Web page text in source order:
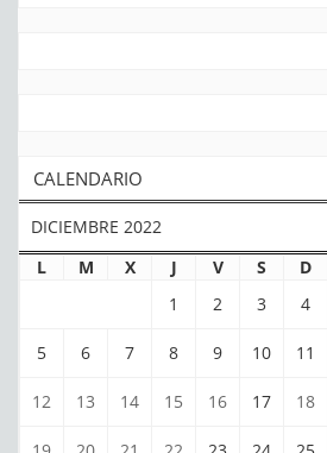
CALENDARIO
DICIEMBRE 2022
L
M X J V S
D
1
2 3 4
5 6 7 8 9 10 11
12 13 14 15 16 17 18